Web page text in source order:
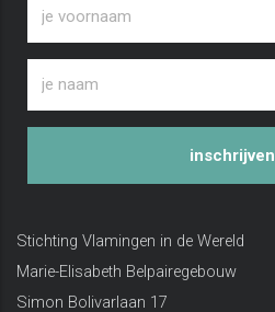
inschrijven
Stichting Vlamingen in de Wereld
Marie-Elisabeth Belpairegebouw
Simon Bolivarlaan 17